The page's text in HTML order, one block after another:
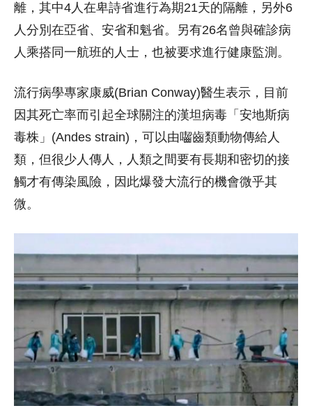
離，其中4人在卑詩省進行為期21天的隔離，另外6
人分別在亞省、安省和魁省。另有26名曾與確診病
人乘搭同一航班的人士，也被要求進行健康監測。
流行病學專家康威(Brian Conway)醫生表示，目前
因其死亡率而引起全球關注的漢坦病毒「安地斯病
毒株」(Andes strain)，可以由囓齒類動物傳給人
類，但很少人傳人，人類之間要有長期和密切的接
觸才有傳染風險，因此爆發大流行的機會微乎其
微。